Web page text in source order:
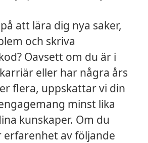
att lära dig nya saker,
och skriva
Oavsett om du är i
eller har några års
flera, uppskattar vi din
minst lika
kunskaper. Om du
erfarenhet av följande